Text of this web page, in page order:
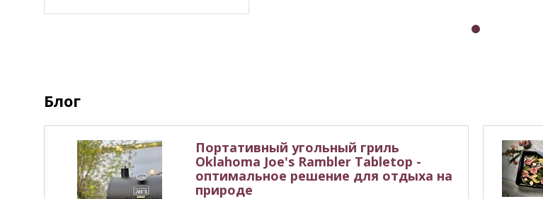
Блог
Портативный угольный гриль
Oklahoma Joe's Rambler Tabletop -
оптимальное решение для отдыха на
природе